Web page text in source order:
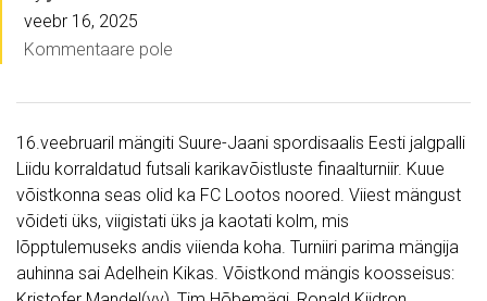
veebr 16, 2025
Kommentaare pole
16.veebruaril mängiti Suure-Jaani spordisaalis Eesti jalgpalli
Liidu korraldatud futsali karikavõistluste finaalturniir. Kuue
võistkonna seas olid ka FC Lootos noored. Viiest mängust
võideti üks, viigistati üks ja kaotati kolm, mis
lõpptulemuseks andis viienda koha. Turniiri parima mängija
auhinna sai Adelhein Kikas. Võistkond mängis koosseisus: